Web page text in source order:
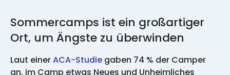
Sommercamps ist ein großartiger
Ort, um Ängste zu überwinden
Laut einerACA-Studie gaben 74 % der Camper
an, im Camp etwas Neues und Unheimliches